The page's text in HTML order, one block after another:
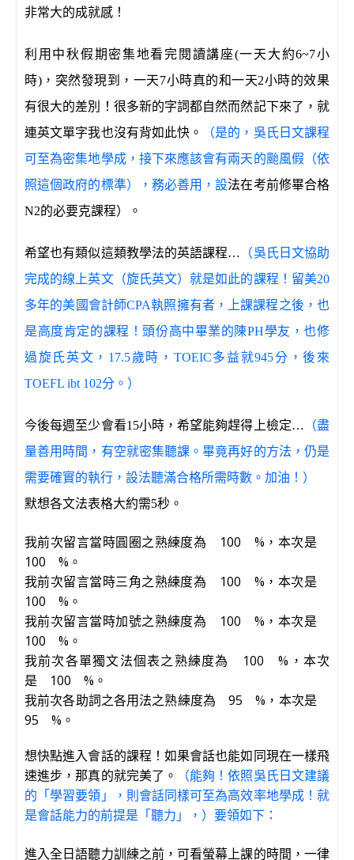
非常大的成就感！
利用中秋假期密集地看完閱讀講座(一天大約6~7小
時)，突然發現到，一天7小時真的和一天2小時的效果
有很大的差別！很多新的字詞都自然而然記下來了，就
連英文單字我也沒有背如此快。
（是的，吳氏日文課程
可至為密集地學成，接下來應該會有兩天的颱風假（依
照這個政府的標準），務必善用，設法在考前修畢合格
N2的必要克課程）。
希望也有類似這類教學法的英語課程… （吳氏日文協助
完成的線上英文（旋氏英文）就是如此的課程！留美20
多年的美國會計師CPA執照擁有者，上課課程之後，也
是高度肯定的課程！頭份高中畢業的陳PH學友，也修
過旋氏英文，17.5歲時，TOEIC多益就945分，後來
TOEFL ibt 102分。）
今後每週至少會看15小時，希望能夠趕得上檢定… （盡
量善用時間，有空就密集聽課。畢竟再好的方法，仍是
需要確實的執行，設法聽滿合格所需時數。加油！）
默想各文法表格大約需5秒。
我前次留言當時圓圈之熟練度為 100 %，本次是
100 %。
我前次留言當時三角之熟練度為 100 %，本次是
100 %。
我前次留言當時加號之熟練度為 100 %，本次是
100 %。
我前次各單獨文法個表之熟練度為 100 %，本次
是 100 %。
我前次各助詞之各用法之熟練度為 95 %，本次是
95 %。
想快點進入會話的課程！如果會話也能如同現在一樣飛
速進步，那真的就完美了。
（能夠！依照吳氏日文建議
的「學習要領」，則會話同樣可至為高效率地學成！就
是會話能力的前提是「聽力」，）要領如下：
進入全日語聽力訓練之前，可看螢幕上課的時間，一律